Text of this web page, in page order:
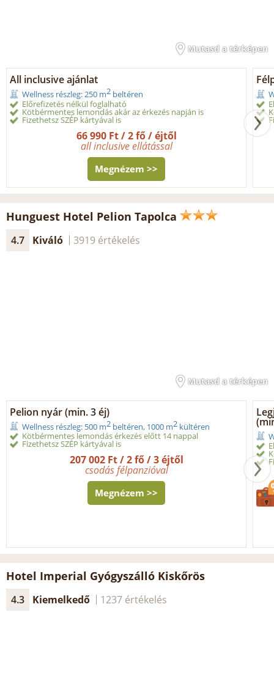
Mutasd a térképen
All inclusive ajánlat
Wellness részleg: 250 m2 beltéren
Előrefizetés nélkül foglalható
Kötbérmentes lemondás akár az érkezés napján is
Fizethetsz SZÉP kártyával is
66 990 Ft / 2 fő / éjtől
all inclusive ellátással
Megnézem >>
Hunguest Hotel Pelion Tapolca
4.7 Kiváló 3919 értékelés
Mutasd a térképen
Pelion nyár (min. 3 éj)
Wellness részleg: 500 m2 beltéren, 1000 m2 kültéren
Kötbérmentes lemondás érkezés előtt 14 nappal
Fizethetsz SZÉP kártyával is
207 002 Ft / 2 fő / 3 éjtől
csodás félpanzióval
Megnézem >>
Hotel Imperial Gyógyszálló Kiskőrös
4.3 Kiemelkedő 1237 értékelés